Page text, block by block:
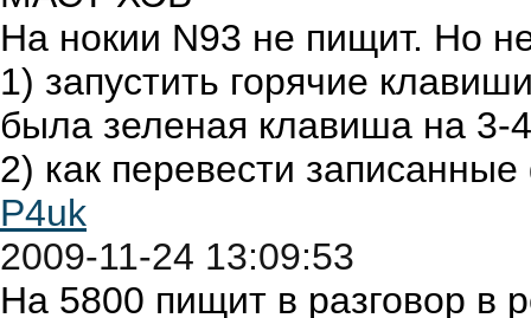
На нокии N93 не пищит. Но
1) запустить горячие
была зеленая клавиша на 3-
2) как перевести
P4uk
2009-11-24 13:09:53
На 5800 пищит в разговор в